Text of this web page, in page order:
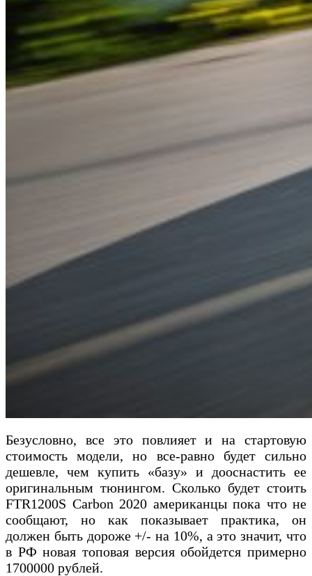
Безусловно, все это повлияет и на стартовую
стоимость модели, но все-равно будет сильно
дешевле, чем купить «базу» и дооснастить ее
оригинальным тюнингом. Сколько будет стоить
FTR1200S Carbon 2020 американцы пока что не
сообщают, но как показывает практика, он
должен быть дороже +/- на 10%, а это значит, что
в РФ новая топовая версия обойдется примерно
1700000 рублей.